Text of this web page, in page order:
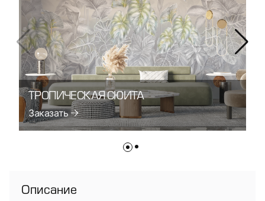
ТРОПИЧЕСКАЯ СЮИТА
Заказать
Описание